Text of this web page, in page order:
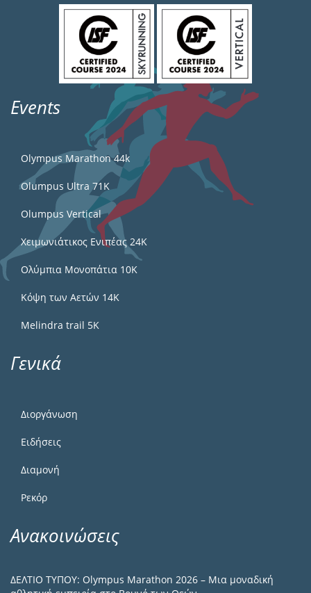
Events
Olympus Marathon 44k
Olumpus Ultra 71K
Olumpus Vertical
Χειμωνιάτικος Ενιπέας 24Κ
Ολύμπια Μονοπάτια 10Κ
Κόψη των Αετών 14Κ
Melindra trail 5Κ
Γενικά
Διοργάνωση
Ειδήσεις
Διαμονή
Ρεκόρ
Ανακοινώσεις
ΔΕΛΤΙΟ ΤΥΠΟΥ: Olympus Marathon 2026 – Μια μοναδική